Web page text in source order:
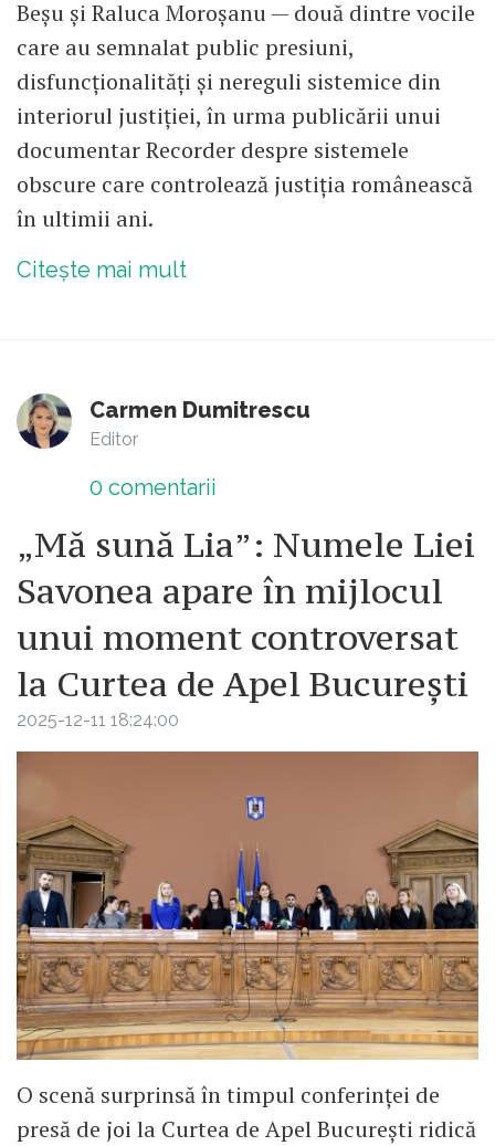
Beșu și Raluca Moroșanu — două dintre vocile
care au semnalat public presiuni,
disfuncționalități și nereguli sistemice din
interiorul justiției, în urma publicării unui
documentar Recorder despre sistemele
obscure care controlează justiția românească
în ultimii ani.
Citește mai mult
Carmen Dumitrescu
Editor
0 comentarii
„Mă sună Lia”: Numele Liei
Savonea apare în mijlocul
unui moment controversat
la Curtea de Apel București
2025-12-11 18:24:00
O scenă surprinsă în timpul conferinței de
presă de joi la Curtea de Apel București ridică